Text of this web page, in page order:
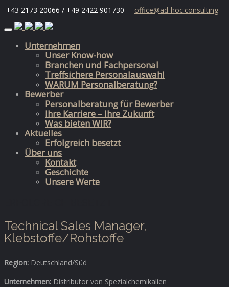
+43 2173 20066 / +49 2422 901730
office@ad-hoc.consulting
Skip
contentUnternehmen
Unser Know-how
Branchen und Fachpersonal
Treffsichere Personalauswahl
WARUM Personalberatung?
Bewerber
Personalberatung für Bewerber
Ihre Karriere – Ihre Zukunft
Was bieten WIR?
Aktuelles
Erfolgreich besetzt
Über uns
Kontakt
Geschichte
Unsere Werte
Technical Sales Manager,
Klebstoffe/Rohstoffe
Region: Deutschland/Süd
Unternehmen: Distributor von Spezialchemikalien